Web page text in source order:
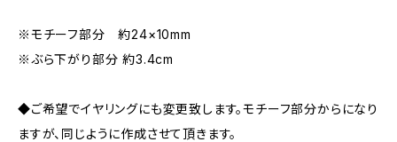
※モチーフ部分 約24×10mm
※ぶら下がり部分 約3.4cm
◆ご希望でイヤリングにも変更致します。モチーフ部分からになり
ますが、同じように作成させて頂きます。